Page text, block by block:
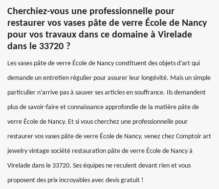
Cherchiez-vous une professionnelle pour
restaurer vos vases pâte de verre École de Nancy
pour vos travaux dans ce domaine à Virelade
dans le 33720 ?
Les vases pâte de verre École de Nancy constituent des objets d’art qui
demande un entretien régulier pour assurer leur longévité. Mais un simple
particulier n’arrive pas à sauver ses articles en souffrance. Ils demandent
plus de savoir-faire et connaissance approfondie de la matière pâte de
verre École de Nancy. Et si vous cherchez une professionnelle pour
restaurer vos vases pâte de verre École de Nancy, venez chez Comptoir art
jewelry vintage société restauration pâte de verre École de Nancy à
Virelade dans le 33720. Ses équipes ne reculent devant rien et vous
proposent des prix incroyables avec devis gratuit !